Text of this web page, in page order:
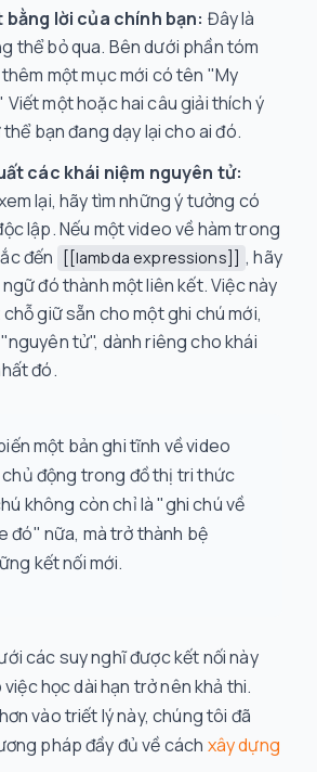
bằng lời của chính bạn: Đây là
thể bỏ qua. Bên dưới phần tóm
một mục mới có tên "My
Viết một hoặc hai câu giải thích ý
bạn đang dạy lại cho ai đó.
các khái niệm nguyên tử:
lại, hãy tìm những ý tưởng có
lập. Nếu một video về hàm trong
đến
[[lambda expressions]]
, hãy
đó thành một liên kết. Việc này
giữ sẵn cho một ghi chú mới,
tử", dành riêng cho khái
đó.
một bản ghi tĩnh về video
động trong đồ thị tri thức
không còn chỉ là "ghi chú về
đó" nữa, mà trở thành bệ
kết nối mới.
các suy nghĩ được kết nối này
học dài hạn trở nên khả thi.
vào triết lý này, chúng tôi đã
pháp đầy đủ về cách xây dựng